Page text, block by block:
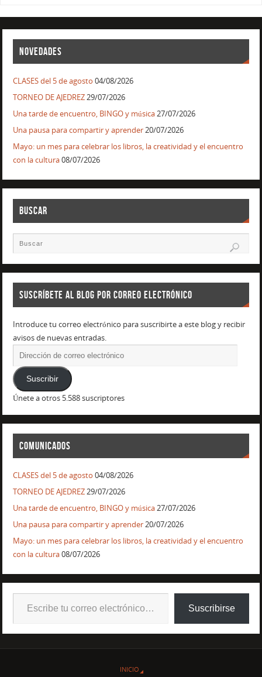
NOVEDADES
CLASES del 5 de agosto 04/08/2026
TORNEO DE AJEDREZ29/07/2026
Una tarde de encuentro, BINGO y música27/07/2026
Una pausa para compartir y aprender20/07/2026
Mayo: un mes para celebrar los libros, la creatividad y el encuentro
con la cultura08/07/2026
BUSCAR
SUSCRÍBETE AL BLOG POR CORREO ELECTRÓNICO
Introduce tu correo electrónico para suscribirte a este blog y recibir
avisos de nuevas entradas.
Suscribir
Únete a otros 5.588 suscriptores
COMUNICADOS
CLASES del 5 de agosto 04/08/2026
TORNEO DE AJEDREZ29/07/2026
Una tarde de encuentro, BINGO y música27/07/2026
Una pausa para compartir y aprender20/07/2026
Mayo: un mes para celebrar los libros, la creatividad y el encuentro
con la cultura08/07/2026
Suscribirse
INICIO